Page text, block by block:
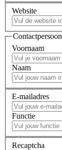
Website
Contactpersoon
Voornaam
Naam
E-mailadres
Functie
Recaptcha